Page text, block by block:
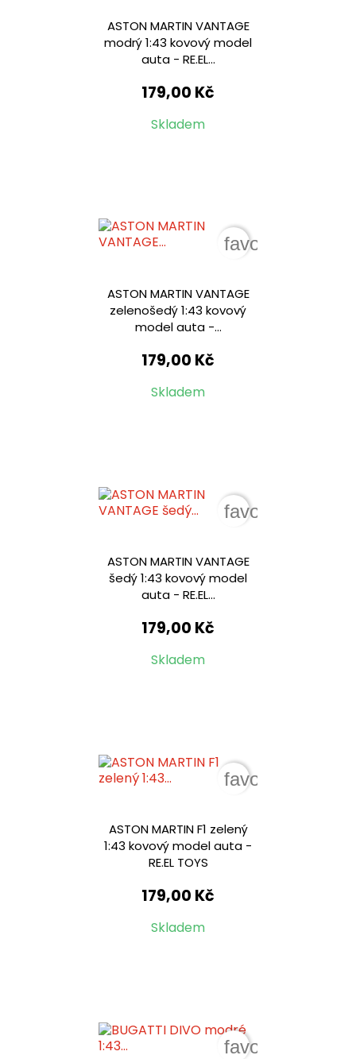
ASTON MARTIN VANTAGE
modrý 1:43 kovový model
auta - RE.EL...
179,00 Kč
Skladem
ASTON MARTIN VANTAGE
zelenošedý 1:43 kovový
model auta -...
179,00 Kč
Skladem
favorite_border
ASTON MARTIN VANTAGE
šedý 1:43 kovový model
auta - RE.EL...
179,00 Kč
Skladem
favorite_border
ASTON MARTIN F1 zelený
1:43 kovový model auta -
RE.EL TOYS
179,00 Kč
Skladem
favorite_border
favorite_border